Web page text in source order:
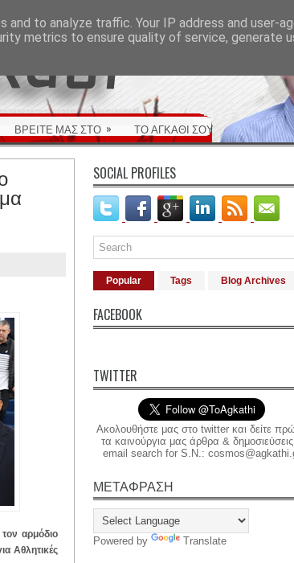
ΒΡΕΙΤΕ ΜΑΣ ΣΤΟ » ΤΟ ΑΓΚΑΘΙ ΣΟΥ
αρμόδιο
Αθλητικές
SOCIAL PROFILES
Popular Tags Blog Archives
FACEBOOK
TWITTER
Ακολουθήστε μας στο twitter και δείτε
τα καινούργια μας άρθρα &
email search for S.N.:
ΜΕΤΑΦΡΑΣΗ
Powered by Translate
to analyze traffic. Your IP address and user-
metrics to ensure quality of service, generate